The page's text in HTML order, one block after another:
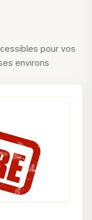
pour vos
environs